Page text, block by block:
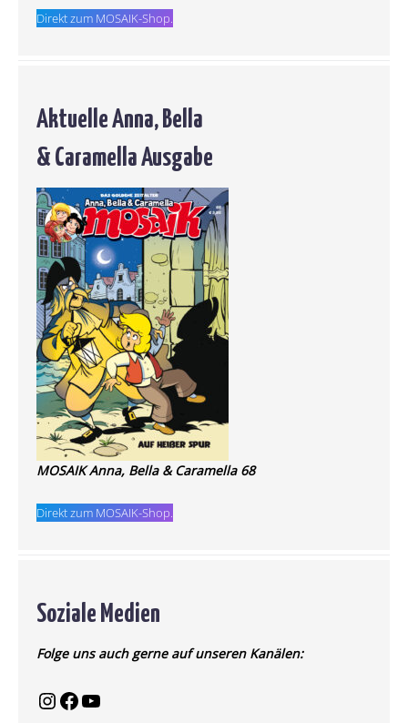
Direkt zum MOSAIK-Shop.
Aktuelle Anna, Bella
& Caramella Ausgabe
MOSAIK Anna, Bella & Caramella 68
Direkt zum MOSAIK-Shop.
Soziale Medien
Folge uns auch gerne auf unseren Kanälen: